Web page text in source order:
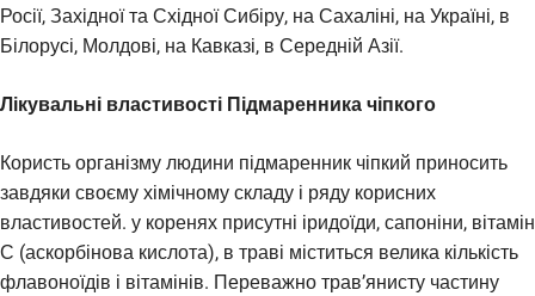
Росії, Західної та Східної Сибіру, на Сахаліні, на Україні, в
Білорусі, Молдові, на Кавказі, в Середній Азії.
Лікувальні властивості Підмаренника чіпкого
Користь організму людини підмаренник чіпкий приносить
завдяки своєму хімічному складу і ряду корисних
властивостей. у коренях присутні іридоїди, сапоніни, вітамін
С (аскорбінова кислота), в траві міститься велика кількість
флавоноїдів і вітамінів. Переважно трав’янисту частину